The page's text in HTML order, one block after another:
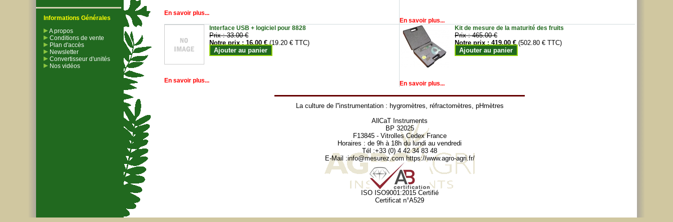
Informations Générales
A propos
Conditions de vente
Plan d'accès
Newsletter
Convertisseur d'unités
Nos vidéos
En savoir plus...
En savoir plus...
Interface USB + logiciel pour 8828
Prix :33.00 €
Notre prix :16.00 € (19.20 € TTC)
Ajouter au panier
En savoir plus...
Kit de mesure de la maturité des fruits
Prix :465.00 €
Notre prix :419.00 € (502.80 € TTC)
Ajouter au panier
En savoir plus...
La culture de l''instrumentation : hygromètres, réfractomètres, pHmètres
AllCaT Instruments
BP 32025
F13845 - Vitrolles Cedex France
Horaires : de 9h à 18h du lundi au vendredi
Tél :+33 (0) 4 42 34 83 48
E-Mail :info@mesurez.com https://www.agro-agri.fr/
ISO ISO9001:2015 Certifié
Certificat n°A529